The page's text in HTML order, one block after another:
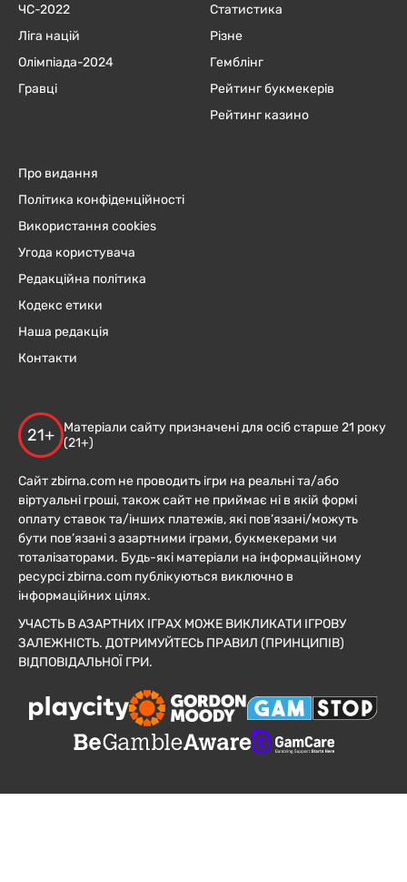
ЧC-2022
Ліга націй
Олімпіада-2024
Гравці
Статистика
Різне
Гемблінг
Рейтинг букмекерів
Рейтинг казино
Про видання
Політика конфіденційності
Використання cookies
Угода користувача
Редакційна політика
Кодекс етики
Наша редакція
Контакти
21+
Матеріали сайту призначені для осіб старше 21 року
(21+)
Сайт zbirna.com не проводить ігри на реальні та/або
віртуальні гроші, також сайт не приймає ні в якій формі
оплату ставок та/інших платежів, які пов’язані/можуть
бути пов’язані з азартними іграми, букмекерами чи
тоталізаторами. Будь-які матеріали на інформаційному
ресурсі zbirna.com публікуються виключно в
інформаційних цілях.
УЧАСТЬ В АЗАРТНИХ ІГРАХ МОЖЕ ВИКЛИКАТИ ІГРОВУ
ЗАЛЕЖНІСТЬ. ДОТРИМУЙТЕСЬ ПРАВИЛ (ПРИНЦИПІВ)
ВІДПОВІДАЛЬНОЇ ГРИ.